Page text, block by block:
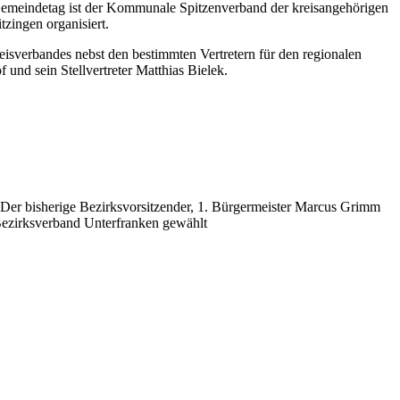
ist der Kommunale Spitzenverband der kreisangehörigen
organisiert.
nebst den bestimmten Vertretern für den regionalen
und sein Stellvertreter Matthias Bielek.
bisherige Bezirksvorsitzender, 1. Bürgermeister Marcus Grimm
Unterfranken gewählt